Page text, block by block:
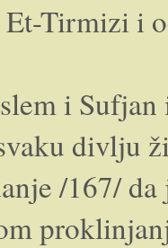
Tirmizi i
i
divlju
/167/